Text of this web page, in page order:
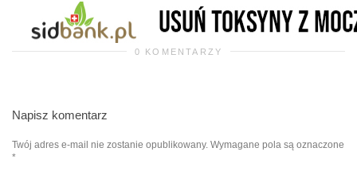
0 KOMENTARZY
Napisz komentarz
Twój adres e-mail nie zostanie opublikowany. Wymagane pola są oznaczone
*